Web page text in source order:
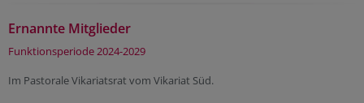
Ernannte Mitglieder
Funktionsperiode 2024-2029
Im Pastorale Vikariatsrat vom Vikariat Süd.